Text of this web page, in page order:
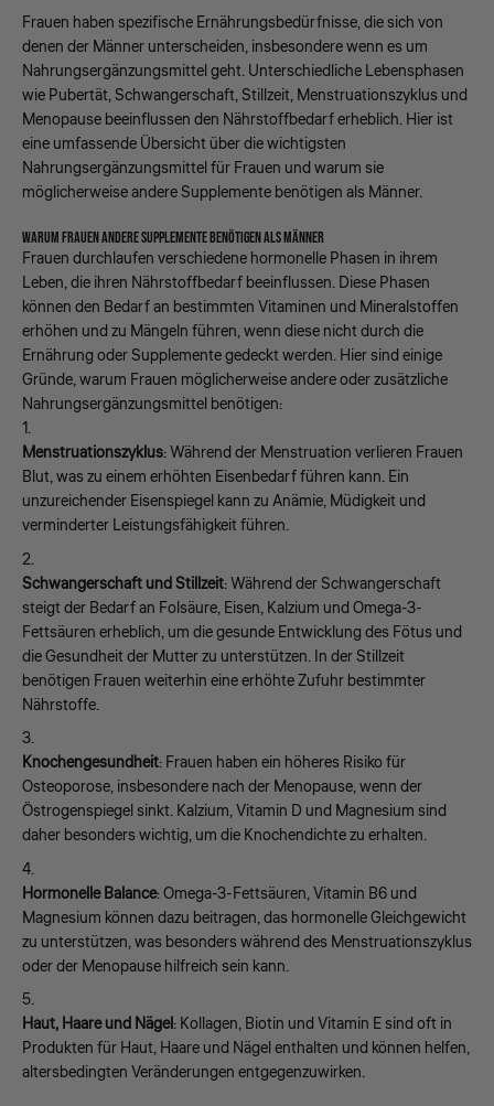
Frauen haben spezifische Ernährungsbedürfnisse, die sich von
denen der Männer unterscheiden, insbesondere wenn es um
Nahrungsergänzungsmittel geht. Unterschiedliche Lebensphasen
wie Pubertät, Schwangerschaft, Stillzeit, Menstruationszyklus und
Menopause beeinflussen den Nährstoffbedarf erheblich. Hier ist
eine umfassende Übersicht über die wichtigsten
Nahrungsergänzungsmittel für Frauen und warum sie
möglicherweise andere Supplemente benötigen als Männer.
WARUM FRAUEN ANDERE SUPPLEMENTE BENÖTIGEN ALS MÄNNER
Frauen durchlaufen verschiedene hormonelle Phasen in ihrem
Leben, die ihren Nährstoffbedarf beeinflussen. Diese Phasen
können den Bedarf an bestimmten Vitaminen und Mineralstoffen
erhöhen und zu Mängeln führen, wenn diese nicht durch die
Ernährung oder Supplemente gedeckt werden. Hier sind einige
Gründe, warum Frauen möglicherweise andere oder zusätzliche
Nahrungsergänzungsmittel benötigen:
Menstruationszyklus: Während der Menstruation verlieren Frauen
Blut, was zu einem erhöhten Eisenbedarf führen kann. Ein
unzureichender Eisenspiegel kann zu Anämie, Müdigkeit und
verminderter Leistungsfähigkeit führen.
Schwangerschaft und Stillzeit: Während der Schwangerschaft
steigt der Bedarf an Folsäure, Eisen, Kalzium und Omega-3-
Fettsäuren erheblich, um die gesunde Entwicklung des Fötus und
die Gesundheit der Mutter zu unterstützen. In der Stillzeit
benötigen Frauen weiterhin eine erhöhte Zufuhr bestimmter
Nährstoffe.
Knochengesundheit: Frauen haben ein höheres Risiko für
Osteoporose, insbesondere nach der Menopause, wenn der
Östrogenspiegel sinkt. Kalzium, Vitamin D und Magnesium sind
daher besonders wichtig, um die Knochendichte zu erhalten.
Hormonelle Balance: Omega-3-Fettsäuren, Vitamin B6 und
Magnesium können dazu beitragen, das hormonelle Gleichgewicht
zu unterstützen, was besonders während des Menstruationszyklus
oder der Menopause hilfreich sein kann.
Haut, Haare und Nägel: Kollagen, Biotin und Vitamin E sind oft in
Produkten für Haut, Haare und Nägel enthalten und können helfen,
altersbedingten Veränderungen entgegenzuwirken.